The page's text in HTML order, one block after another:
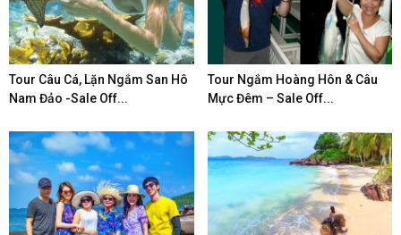
Tour Câu Cá, Lặn Ngắm San Hô
Nam Đảo -Sale Off...
Tour Ngắm Hoàng Hôn & Câu
Mực Đêm – Sale Off...